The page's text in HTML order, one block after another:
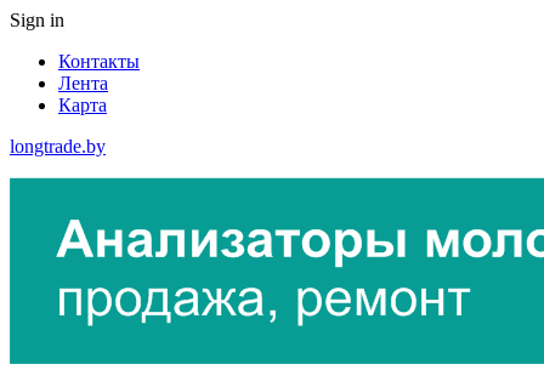
Sign in
Контакты
Лента
Карта
longtrade.by